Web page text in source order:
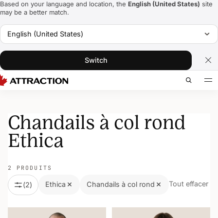
Based on your language and location, the English (United States) site
may be a better match.
English (United States)
Switch
Chandails à col rond
Ethica
2 PRODUITS
(2) Ethica Chandails à col rond Tout effacer